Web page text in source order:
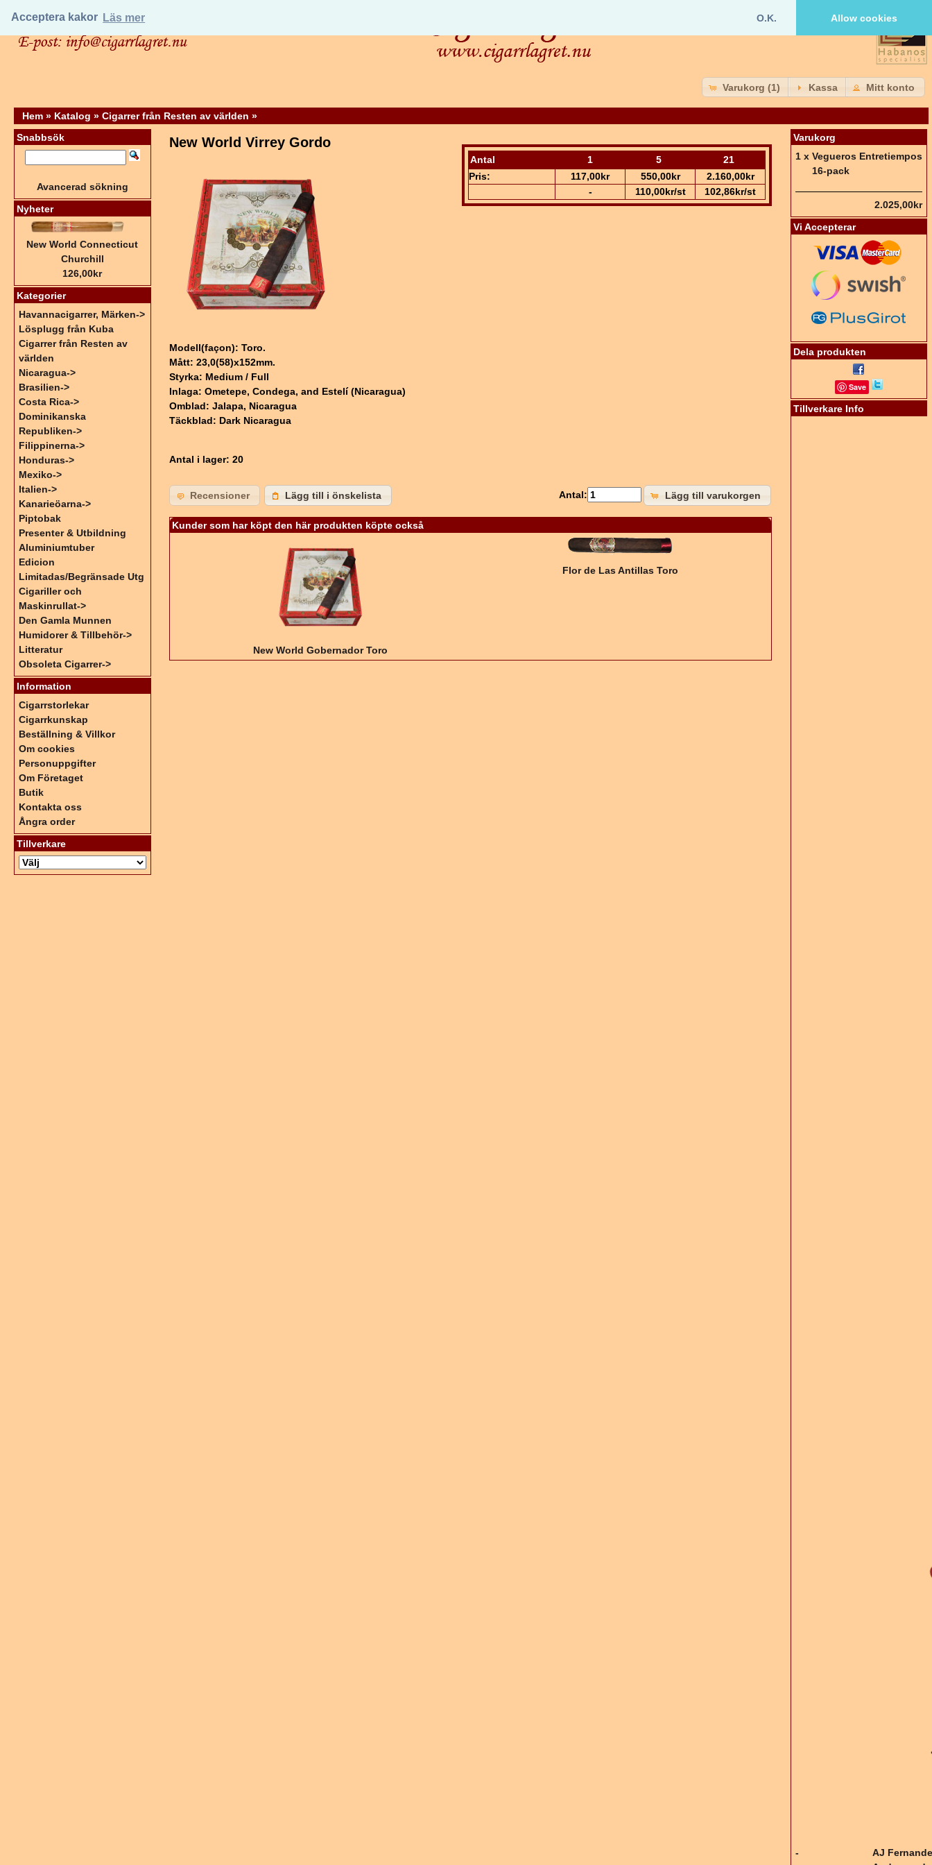
Acceptera kakor Läs mer O.K. Allow cookies
Varukorg (1) Kassa Mitt konto
Hem » Katalog » Cigarrer från Resten av världen »
Antal 1 5
21
Pris:
117,00kr 550,00kr
2.160,00kr
-
110,00kr/st 102,86kr/st
New World Virrey Gordo
Modell(façon): Toro.
Mått: 23,0(58)x152mm.
Styrka: Medium / Full
Inlaga: Ometepe, Condega, and Estelí (Nicaragua)
Omblad: Jalapa, Nicaragua
Täckblad: Dark Nicaragua
Antal i lager: 20
Lägg till varukorgen
Antal:
Recensioner Lägg till i önskelista
Kunder som har köpt den här produkten köpte också
New World Gobernador Toro
Flor de Las Antillas Toro
Snabbsök
Avancerad sökning
Nyheter
New World Connecticut
Churchill
126,00kr
Kategorier
Havannacigarrer, Märken->
Lösplugg från Kuba
Cigarrer från Resten av
världen
Nicaragua->
Brasilien->
Costa Rica->
Dominikanska
Republiken->
Filippinerna->
Honduras->
Mexiko->
Italien->
Kanarieöarna->
Piptobak
Presenter & Utbildning
Aluminiumtuber
Edicion
Limitadas/Begränsade Utg
Cigariller och
Maskinrullat->
Den Gamla Munnen
Humidorer & Tillbehör->
Litteratur
Obsoleta Cigarrer->
Information
Cigarrstorlekar
Cigarrkunskap
Beställning & Villkor
Om cookies
Personuppgifter
Om Företaget
Butik
Kontakta oss
Ångra order
Tillverkare
Varukorg
1 x Vegueros Entretiempos
16-pack
2.025,00kr
Vi Accepterar
Dela produkten
Save
Tillverkare Info
-
AJ